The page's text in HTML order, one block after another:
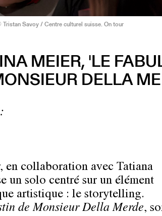
Savoy / Centre culturel suisse. On tour
MEIER, 'LE
DELLA
en collaboration avec Tatiana
un solo centré sur un élément
artistique : le storytelling.
de Monsieur Della Merde,